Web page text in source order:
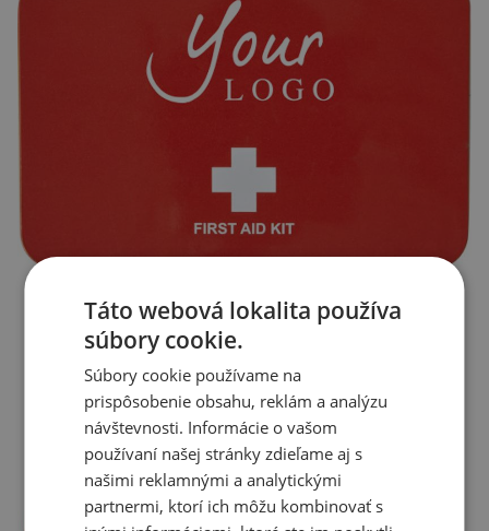
Táto webová lokalita používa
súbory cookie.
Súbory cookie používame na
prispôsobenie obsahu, reklám a analýzu
návštevnosti. Informácie o vašom
používaní našej stránky zdieľame aj s
našimi reklamnými a analytickými
partnermi, ktorí ich môžu kombinovať s